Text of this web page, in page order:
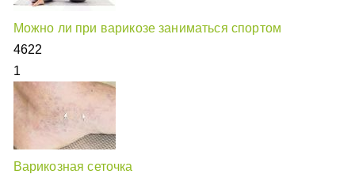
Можно ли при варикозе заниматься спортом
4622
1
Варикозная сеточка